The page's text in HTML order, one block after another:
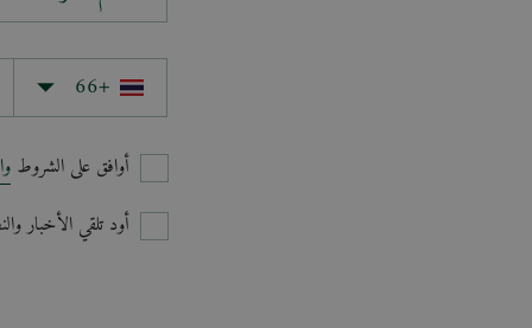
أوافق على الشروط
أود تلقي الأخبار